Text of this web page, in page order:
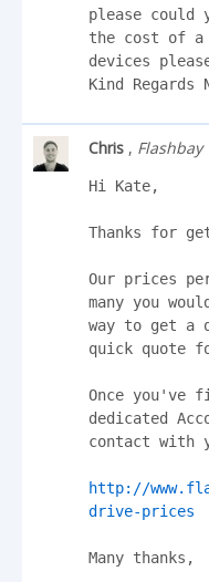
please could
the cost of a
devices
Kind Regards
Chris , Flashbay
Hi Kate,
Thanks for
Our prices
many you
way to get
quick quote
Once you've
dedicated
contact with
http://
drive-prices
Many thanks,